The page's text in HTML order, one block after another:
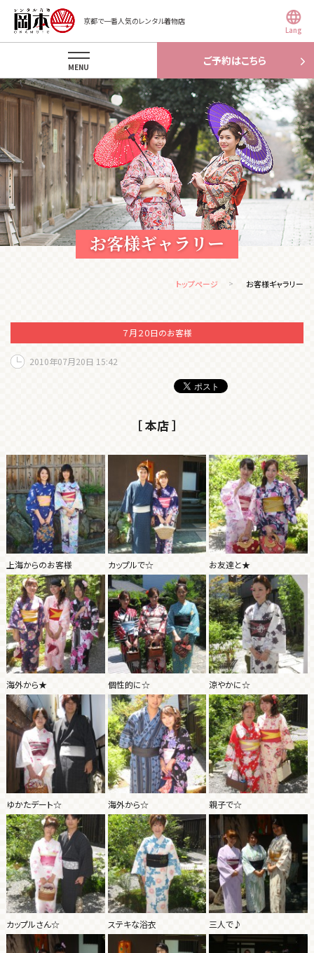
京都で一番人気のレンタル着物店
Lang
ご予約はこちら
MENU
お客様ギャラリー
トップページ お客様ギャラリー
７月２０日のお客様
2010年07月20日 15:42
［ 本店 ］
上海からのお客様 カップルで☆ お友達と★
海外から★ 個性的に☆ 涼やかに☆
ゆかたデート☆ 海外から☆ 親子で☆
カップルさん☆ ステキな浴衣 三人で♪